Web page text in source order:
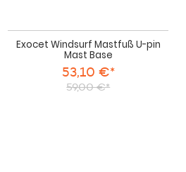
Exocet Windsurf Mastfuß U-pin
Mast Base
53,10 €*
59,00 €*